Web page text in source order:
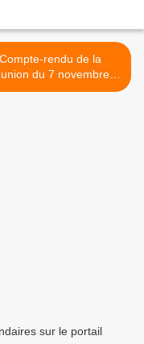
Compte-rendu de la
du 7 novembre
2012 >
sur le portail